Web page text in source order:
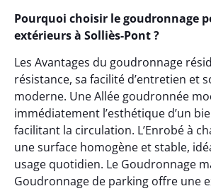
Pourquoi choisir le goudronnage
extérieurs à Solliès-Pont ?
Les Avantages du goudronnage
résistance, sa facilité d’entretien et
moderne. Une Allée goudronnée
immédiatement l’esthétique d’un
facilitant la circulation. L’Enrobé à
une surface homogène et stable,
usage quotidien. Le Goudronnage
Goudronnage de parking offre une